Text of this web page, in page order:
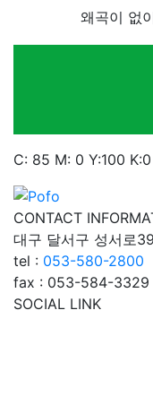
왜곡이 없
C: 85 M: 0 Y:100 K:0
CONTACT
대구 달서구 성서로
tel : 053-580-2800
fax : 053-584-3329
SOCIAL LINK